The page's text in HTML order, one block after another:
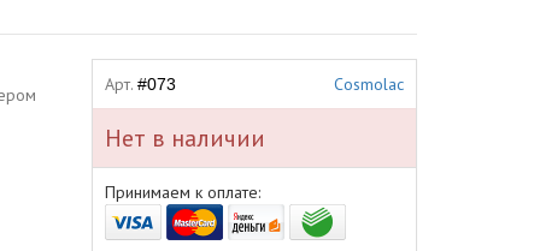
Арт. #073 Cosmolac
Нет в наличии
Принимаем к оплате: